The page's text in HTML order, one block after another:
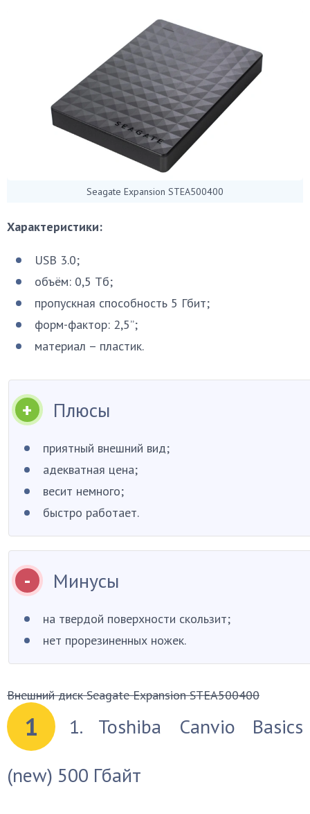
Seagate Expansion STEA500400
Характеристики:
USB 3.0;
объём: 0,5 Тб;
пропускная способность 5 Гбит;
форм-фактор: 2,5”;
материал – пластик.
Плюсы
приятный внешний вид;
адекватная цена;
весит немного;
быстро работает.
Минусы
на твердой поверхности скользит;
нет прорезиненных ножек.
Внешний диск Seagate Expansion STEA500400
1
1. Toshiba Canvio Basics
(new) 500 Гбайт